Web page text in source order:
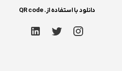
دانلود با استفاده از. QR code